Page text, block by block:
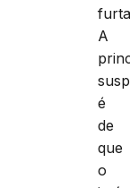
A
é
de
que
o